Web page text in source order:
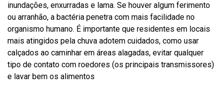
inundações, enxurradas e lama. Se houver algum ferimento
ou arranhão, a bactéria penetra com mais facilidade no
organismo humano. É importante que residentes em locais
mais atingidos pela chuva adotem cuidados, como usar
calçados ao caminhar em áreas alagadas, evitar qualquer
tipo de contato com roedores (os principais transmissores)
e lavar bem os alimentos